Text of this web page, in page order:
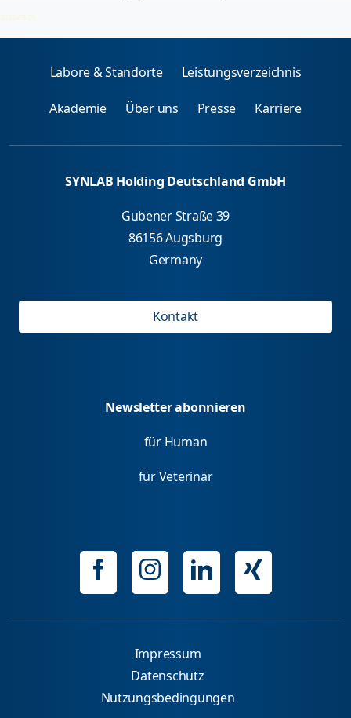
2026-08-05
Labore & Standorte Leistungsverzeichnis
Akademie Über uns Presse Karriere
SYNLAB Holding Deutschland GmbH
Gubener Straße 39
86156 Augsburg
Germany
Kontakt
Newsletter abonnieren
für Human
für Veterinär
Impressum
Datenschutz
Nutzungsbedingungen